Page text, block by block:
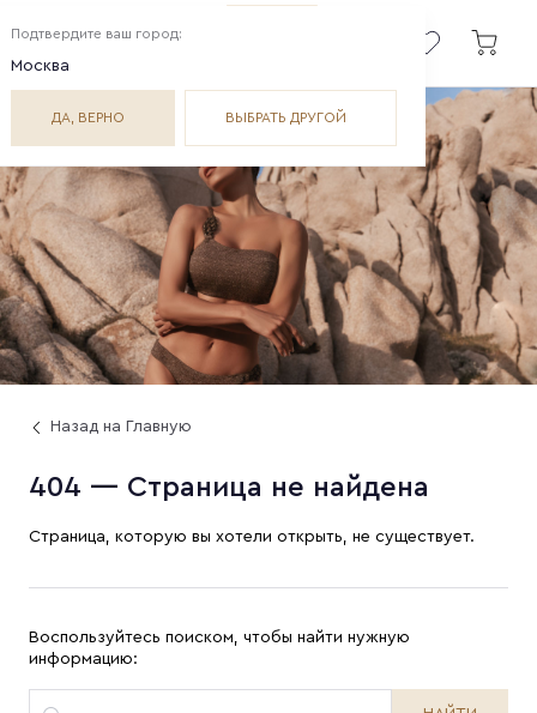
Назад на Главную
404 — Страница не найдена
Страница, которую вы хотели открыть, не существует.
Воспользуйтесь поиском, чтобы найти нужную
информацию:
Подтвердите ваш город:
Москва
ДА, ВЕРНО ВЫБРАТЬ ДРУГОЙ